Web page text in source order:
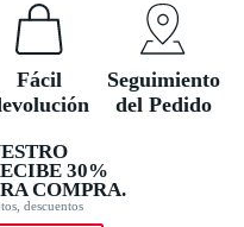
Fácil
Seguimiento
del Pedido
30%
COMPRA.
descuentos